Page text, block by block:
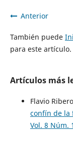
Anterior
También puede
para este artículo.
Artículos más
Flavio
confín de la
Vol. 8 Núm.